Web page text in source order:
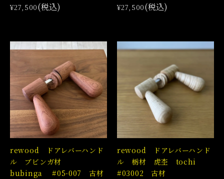
¥27,500(税込)
¥27,500(税込)
rewood ドアレバーハンド
ル ブビンガ材
bubinga #05-007 古材
rewood ドアレバーハンド
ル 栃材 虎杢 tochi
#03002 古材